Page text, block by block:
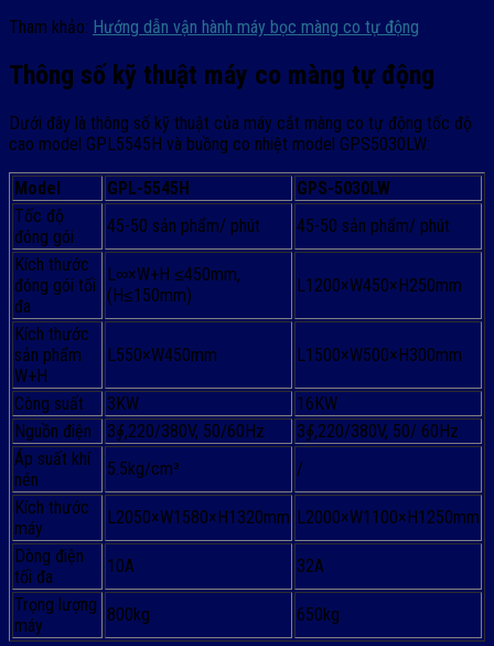
Tham khảo: Hướng dẫn vận hành máy bọc màng co tự động
Thông số kỹ thuật máy co màng tự động
Dưới đây là thông số kỹ thuật của máy cắt màng co tự động tốc độ
cao model GPL5545H và buồng co nhiệt model GPS5030LW:
Model GPL-5545H
GPS-5030LW
Tốc độ
đóng gói
45-50 sản phẩm/ phút
45-50 sản phẩm/ phút
Kích thước
đóng gói tối
đa
L∞×W+H ≤450mm,
(H≤150mm)
L1200×W450×H250mm
Kích thước
sản phẩm
W+H
L550×W450mm L1500×W500×H300mm
Công suất 3KW
16KW
Nguồn điện
3∮,220/380V, 50/60Hz
3∮,220/380V, 50/ 60Hz
Áp suất khí
nén
5.5kg/cm³
/
Kích thước
máy
L2050×W1580×H1320mm L2000×W1100×H1250mm
Dòng điện
tối đa
10A
32A
Trọng lượng
máy
800kg 650kg